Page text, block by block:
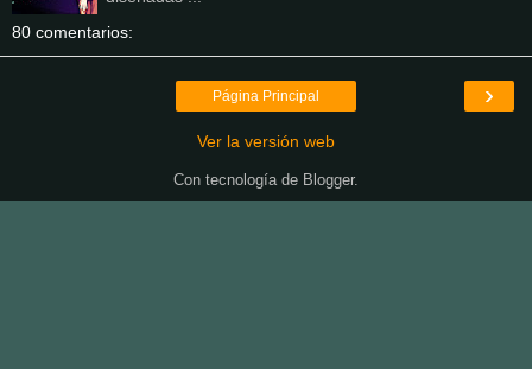
80 comentarios:
›
Página Principal
Ver la versión web
Con tecnología de Blogger.